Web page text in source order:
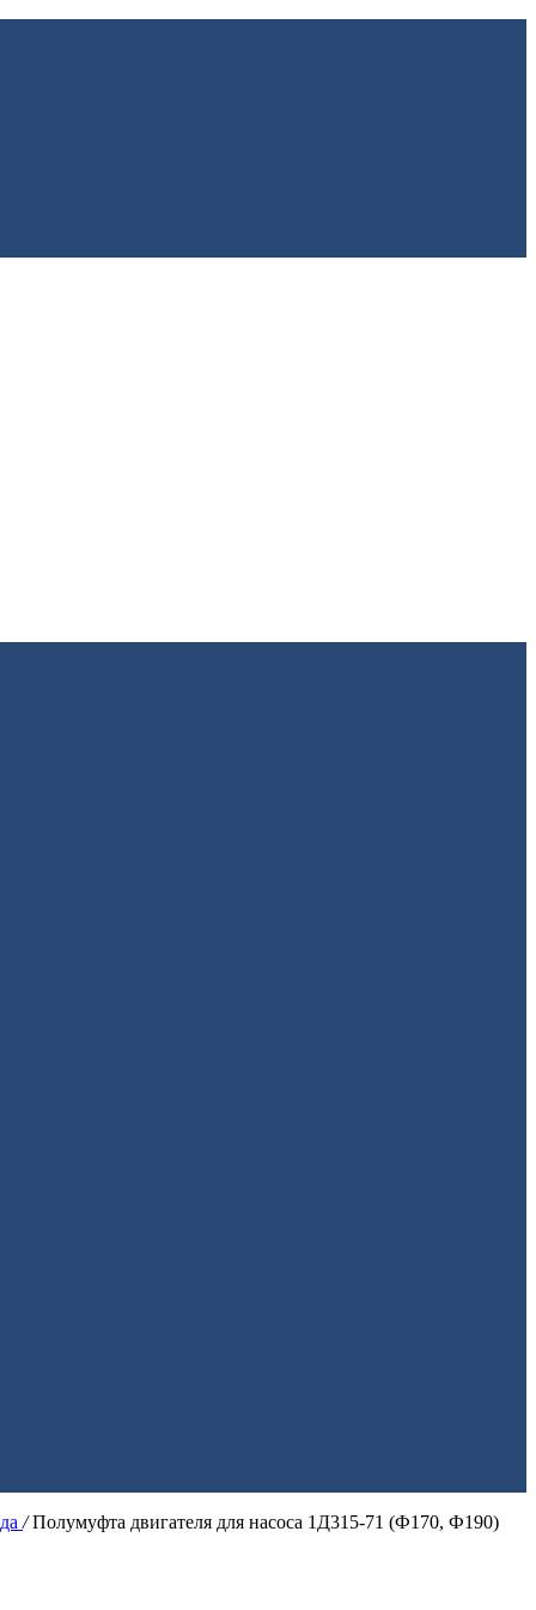
/ Полумуфта двигателя для насоса 1Д315-71 (Ф170, Ф190)